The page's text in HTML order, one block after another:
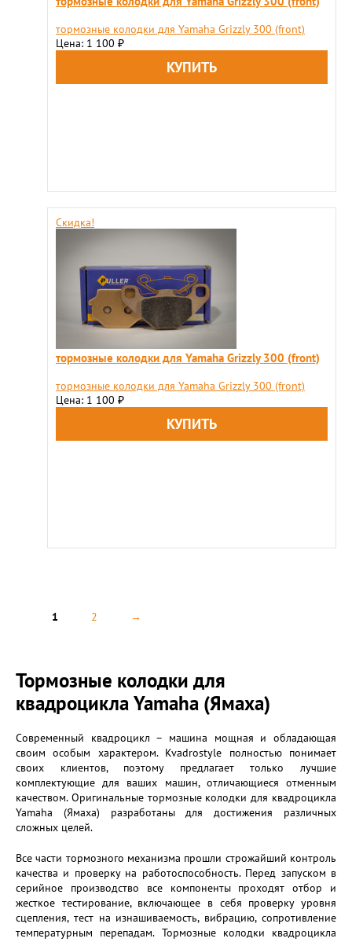
тормозные колодки для Yamaha Grizzly 300 (front)
Цена: 1 100 ₽
Скидка!
тормозные колодки для Yamaha Grizzly 300 (front)
тормозные колодки для Yamaha Grizzly 300 (front)
Цена: 1 100 ₽
1 2 →
Тормозные колодки для
квадроцикла Yamaha (Ямаха)
Современный квадроцикл – машина мощная и обладающая
своим особым характером. Kvadrostyle полностью понимает
своих клиентов, поэтому предлагает только лучшие
комплектующие для ваших машин, отличающиеся отменным
качеством. Оригинальные тормозные колодки для квадроцикла
Yamaha (Ямаха) разработаны для достижения различных
сложных целей.
Все части тормозного механизма прошли строжайший контроль
качества и проверку на работоспособность. Перед запуском в
серийное производство все компоненты проходят отбор и
жесткое тестирование, включающее в себя проверку уровня
сцепления, тест на изнашиваемость, вибрацию, сопротивление
температурным перепадам. Тормозные колодки квадроцикла